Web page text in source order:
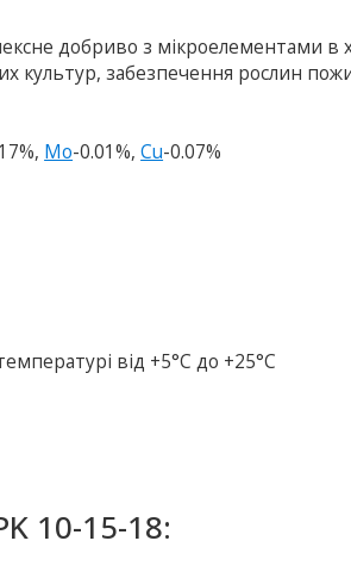
добриво з мікроелементами в
культур, забезпечення рослин
Mo-0.01%,Cu-0.07%
від +5°С до +25°С
10-15-18: